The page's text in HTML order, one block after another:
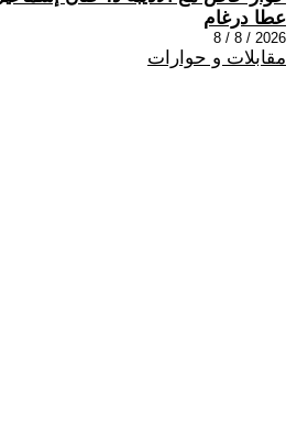
عطا درغام
2026 / 8 / 8
مقابلات و حوارات